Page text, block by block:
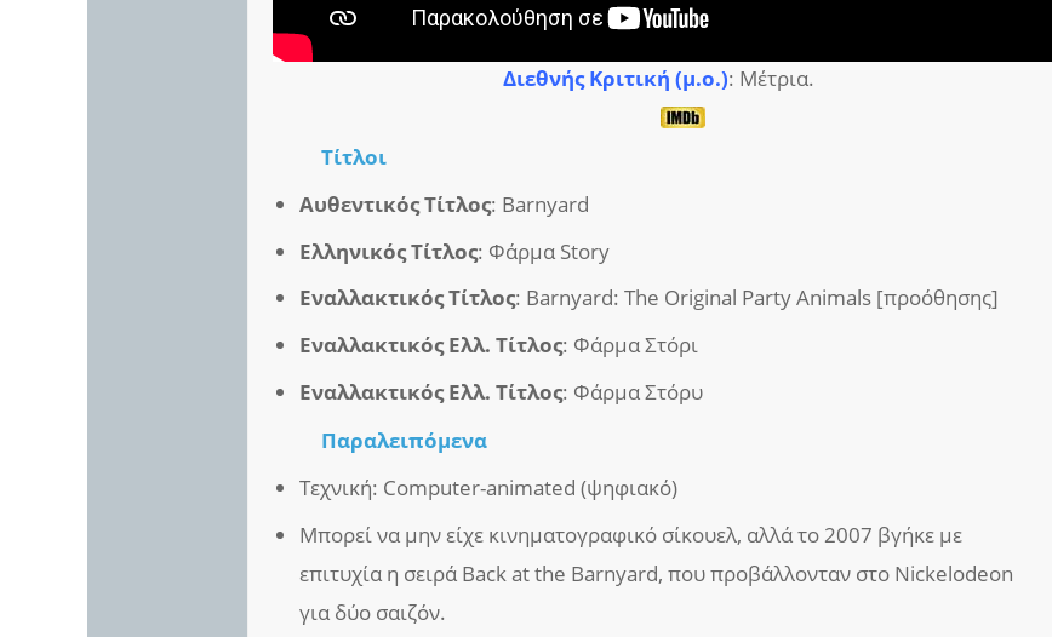
Διεθνής Κριτική (μ.ο.): Μέτρια.
Τίτλοι
Αυθεντικός Τίτλος: Barnyard
Ελληνικός Τίτλος: Φάρμα Story
Εναλλακτικός Τίτλος: Barnyard: The Original Party Animals [προόθησης]
Εναλλακτικός Ελλ. Τίτλος: Φάρμα Στόρι
Εναλλακτικός Ελλ. Τίτλος: Φάρμα Στόρυ
Παραλειπόμενα
Τεχνική: Computer-animated (ψηφιακό)
Μπορεί να μην είχε κινηματογραφικό σίκουελ, αλλά το 2007 βγήκε με
επιτυχία η σειρά Back at the Barnyard, που προβάλλονταν στο Nickelodeon
για δύο σαιζόν.